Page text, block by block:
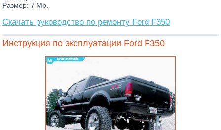
Размер: 7 Mb.
Скачать руководство по ремонту Ford F350
Инструкция по эксплуатации Ford F350